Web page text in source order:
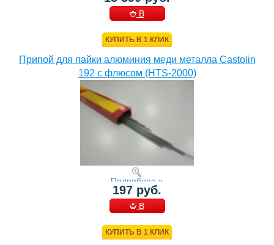
В
КУПИТЬ В 1 КЛИК
Припой для пайки алюминия меди металла Castolin
192 с флюсом (HTS-2000)
Подробнее »
197 руб.
В
КУПИТЬ В 1 КЛИК